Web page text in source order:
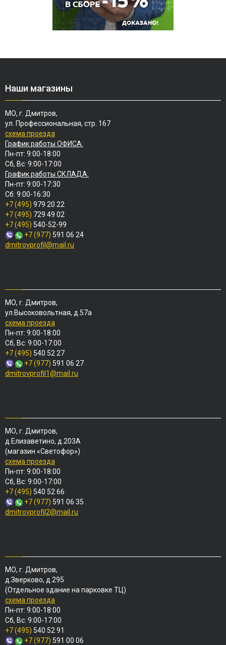
Наши магазины
МО, г. Дмитров,
ул. Профессиональная, стр. 167
схема проезда
График работы ОФИСА:
Пн-пт: 9:00-18:00
Сб, Вс: 9:00-17:00
График работы СКЛАДА:
Пн-пт: 9:00-17:30
Сб: 9:00-16:30
+7 (495) 979 20 22
+7 (495) 729 49 02
+7 (495) 540-52-99
+7 (977) 591 06 24
dmitrovprofil@mail.ru
МО, г. Дмитров,
ул.Высоковольтная, д.57а
схема проезда
Пн-пт: 9:00-18:00
Сб, Вс: 9:00-17:00
+7 (495) 540 52 27
+7 (977) 591 06 27
dmitrovprofil1@mail.ru
МО, г. Дмитров,
д.Елизаветино, д.203А
(магазин «Светофор»)
схема проезда
Пн-пт: 9:00-18:00
Сб, Вс: 9:00-17:00
+7 (495) 540 52 66
+7 (977) 591 06 35
dmitrovprofil2@mail.ru
МО, г. Дмитров,
д.Зверково, д.295
(Отдельное здание на парковке ТЦ)
схема проезда
Пн-пт: 9:00-18:00
Сб, Вс: 9:00-17:00
+7 (495) 540 52 91
+7 (977) 591 00 06